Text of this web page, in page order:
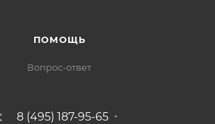
ПОМОЩЬ
Вопрос-ответ
8 (495) 187-95-65